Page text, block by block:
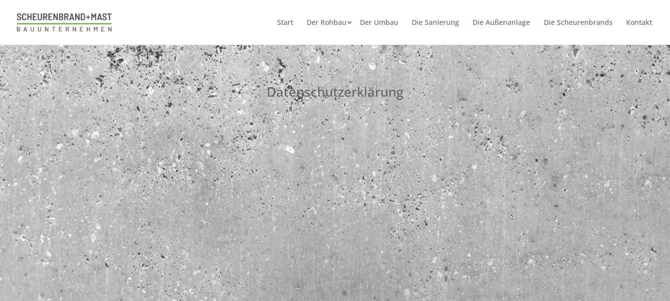
Start Der Rohbau Der Umbau Die Sanierung Die Außenanlage Die Scheurenbrands Kontakt
Datenschutzerklärung